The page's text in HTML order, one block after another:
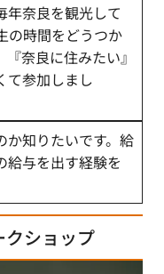
年奈良を観光して
の時間をどうつか
奈良に住みたい』
て参加しまし
か知りたいです。給
給与を出す経験を
クショップ